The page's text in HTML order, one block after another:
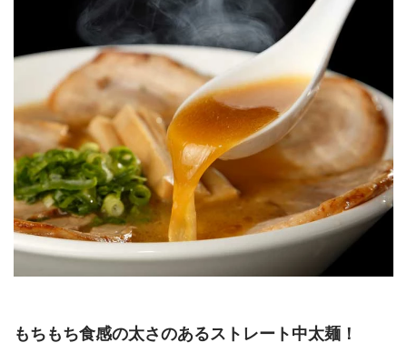
もちもち食感の太さのあるストレート中太麺！